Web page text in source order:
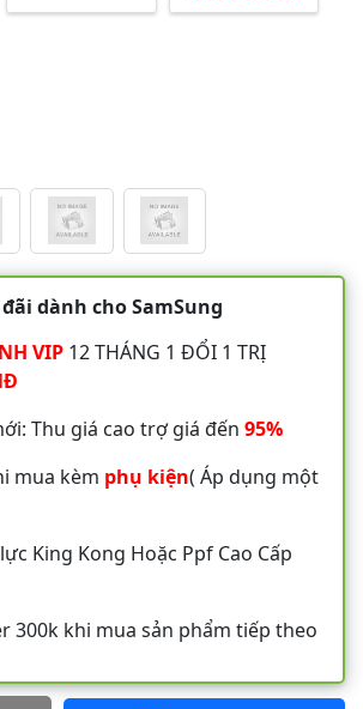
dành cho SamSung
VIP 12 THÁNG 1 ĐỔI 1 TRỊ
Thu giá cao trợ giá đến 95%
mua kèm phụ kiện( Áp dụng một
King Kong Hoặc Ppf Cao Cấp
300k khi mua sản phẩm tiếp theo